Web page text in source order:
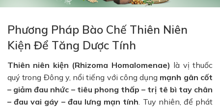
Phương Pháp Bào Chế Thiên Niên
Kiện Để Tăng Dược Tính
Thiên niên kiện (Rhizoma Homalomenae) là vị thuốc
quý trong Đông y, nổi tiếng với công dụng mạnh gân cốt
– giảm đau nhức – tiêu phong thấp – trị tê bì tay chân
– đau vai gáy – đau lưng mạn tính . Tuy nhiên, để phát